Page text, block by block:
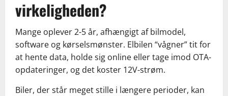
virkeligheden?
Mange oplever 2-5 år, afhængigt af bilmodel,
software og kørselsmønster. Elbilen “vågner” tit for
at hente data, holde sig online eller tage imod OTA-
opdateringer, og det koster 12V-strøm.
Biler, der står meget stille i længere perioder, kan